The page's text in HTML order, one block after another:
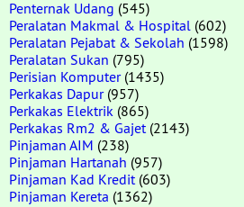
Penternak Udang (545)
Peralatan Makmal & Hospital (602)
Peralatan Pejabat & Sekolah (1598)
Peralatan Sukan (795)
Perisian Komputer(1435)
Perkakas Dapur(957)
Perkakas Elektrik (865)
Perkakas Rm2 & Gajet (2143)
Pinjaman AIM (238)
Pinjaman Hartanah (957)
Pinjaman Kad Kredit (603)
Pinjaman Kereta (1362)